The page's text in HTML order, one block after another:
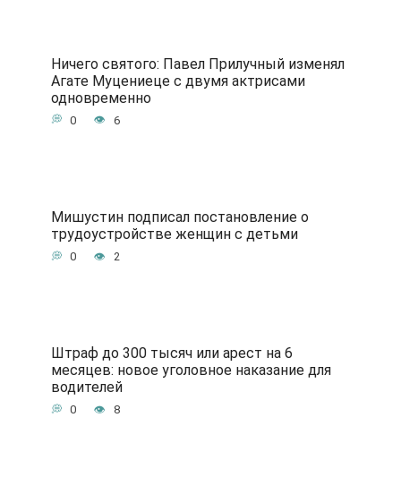
Ничего святого: Павел Прилучный изменял
Агате Муцениеце с двумя актрисами
одновременно
0 6
Мишустин подписал постановление о
трудоустройстве женщин с детьми
0 2
Штраф до 300 тысяч или арест на 6
месяцев: новое уголовное наказание для
водителей
0 8